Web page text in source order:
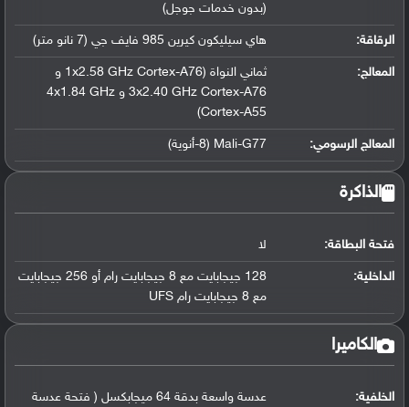
(بدون خدمات جوجل)
الرقاقة: هاي سيليكون كيرين 985 فايف جي (7 نانو متر)
المعالج:
ثماني النواة (1x2.58 GHz Cortex-A76 و
3x2.40 GHz Cortex-A76 و 4x1.84 GHz
Cortex-A55)
المعالج الرسومي: Mali-G77 (8-أنوية)
الذاكرة
فتحة البطاقة: لا
الداخلية:
128 جيجابايت مع 8 جيجابايت رام أو 256 جيجابايت
مع 8 جيجابايت رام UFS
الكاميرا
الخلفية:
عدسة واسعة بدقة 64 ميجابكسل ( فتحة عدسة